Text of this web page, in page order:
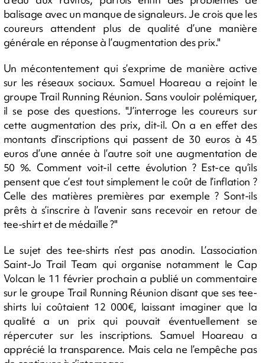
balisage avec un manque de signaleurs. Je crois que les
coureurs attendent plus de qualité d’une manière
générale en réponse à l’augmentation des prix."
Un mécontentement qui s’exprime de manière active
sur les réseaux sociaux. Samuel Hoareau a rejoint le
groupe Trail Running Réunion. Sans vouloir polémiquer,
il se pose des questions. "J’interroge les coureurs sur
cette augmentation des prix, dit-il. On a en effet des
montants d’inscriptions qui passent de 30 euros à 45
euros d’une année à l’autre soit une augmentation de
50 %. Comment voit-il cette évolution ? Est-ce qu’ils
pensent que c’est tout simplement le coût de l’inflation ?
Celle des matières premières par exemple ? Sont-ils
prêts à s’inscrire à l’avenir sans recevoir en retour de
tee-shirt et de médaille ?"
Le sujet des tee-shirts n’est pas anodin. L’association
Saint-Jo Trail Team qui organise notamment le Cap
Volcan le 11 février prochain a publié un commentaire
sur le groupe Trail Running Réunion disant que ses tee-
shirts lui coûtaient 12 000€, laissant imaginer que la
qualité a un prix qui pouvait éventuellement se
répercuter sur les inscriptions. Samuel Hoareau a
apprécié la transparence. Mais cela ne l’empêche pas